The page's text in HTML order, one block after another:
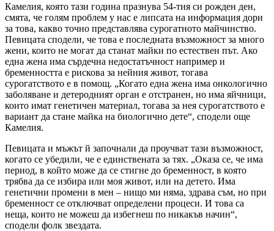
Камелия, която тази година празнува 54-тия си рожден ден,
смята, че голям проблем у нас е липсата на информация дори
за това, какво точно представлява сурогатното майчинство.
Певицата сподели, че това е последната възможност за много
жени, които не могат да станат майки по естествен път. Ако
една жена има сърдечна недостатъчност например и
бременността е рискова за нейния живот, тогава
сурогатството е в помощ. „Когато една жена има онкологично
заболяване и детеродният орган е отстранен, но има яйчници,
които имат генетичен материал, тогава за нея сурогатството е
вариант да стане майка на биологично дете“, сподели още
Камелия.
Певицата и мъжът й започнали да проучват тази възможност,
когато се убедили, че е единствената за тях. „Оказа се, че има
период, в който може да се стигне до бременност, в която
трябва да се избира или моя живот, или на детето. Има
генетични промени в мен – нищо ми няма, здрава съм, но при
бременност се отключват определени процеси. И това са
неща, които не можеш да избегнеш по никакъв начин“,
сподели фолк звездата.